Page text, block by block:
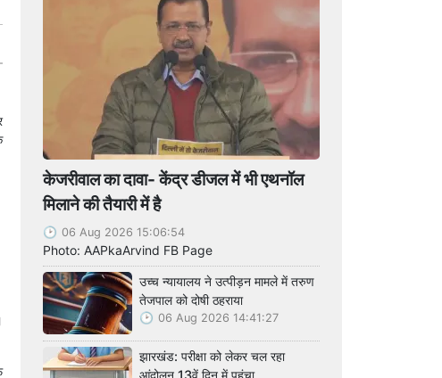
केजरीवाल का दावा- केंद्र डीजल में भी एथनॉल
मिलाने की तैयारी में है
06 Aug 2026 15:06:54
Photo: AAPkaArvind FB Page
उच्च न्यायालय ने उत्पीड़न मामले में तरुण
तेजपाल को दोषी ठहराया
06 Aug 2026 14:41:27
झारखंड: परीक्षा को लेकर चल रहा
आंदोलन 13वें दिन में पहुंचा